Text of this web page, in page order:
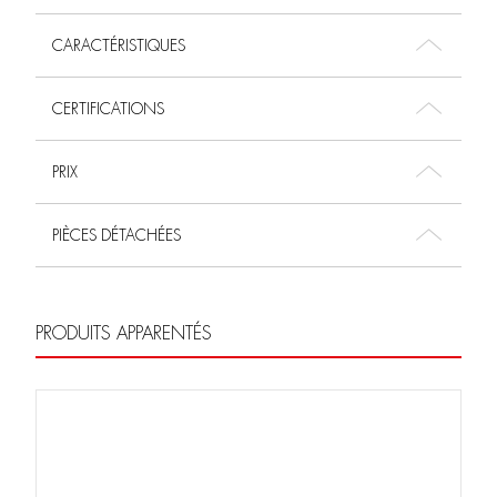
CARACTÉRISTIQUES
CERTIFICATIONS
PRIX
PIÈCES DÉTACHÉES
PRODUITS APPARENTÉS